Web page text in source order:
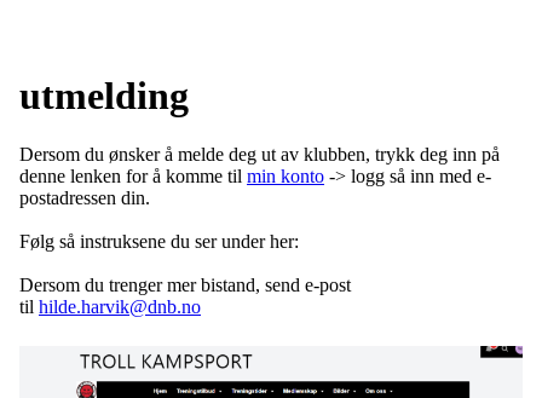
utmelding
Dersom du ønsker å melde deg ut av klubben, trykk deg inn på
denne lenken for å komme til min konto -> logg så inn med e-
postadressen din.
Følg så instruksene du ser under her:
Dersom du trenger mer bistand, send e-post
til hilde.harvik@dnb.no